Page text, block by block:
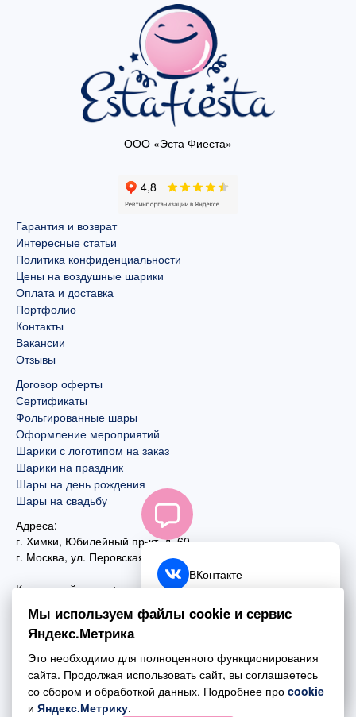
ООО «Эста Фиеста»
Гарантия и возврат
Интересные статьи
Политика конфиденциальности
Цены на воздушные шарики
Оплата и доставка
Портфолио
Контакты
Вакансии
Отзывы
Договор оферты
Сертификаты
Фольгированные шары
Оформление мероприятий
Шарики с логотипом на заказ
Шарики на праздник
Шары на день рождения
Шары на свадьбу
Адреса:
г. Химки, Юбилейный пр-кт, д. 60
г. Москва, ул. Перовская, д. 59
Контактный номер:
+7 (495) 970-44-75
Почта:
mail@esta-fiesta.ru
Режим работы интернет-магазина:
ВКонтакте
Telegram
Обратный звонок
Мы используем файлы cookie и сервис
Яндекс.Метрика
Это необходимо для полноценного функционирования
сайта. Продолжая использовать сайт, вы соглашаетесь
со сбором и обработкой данных. Подробнее про cookie
и Яндекс.Метрику.